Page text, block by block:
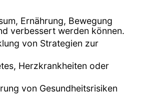
Ernährung, Bewegung
verbessert werden können.
von Strategien zur
Herzkrankheiten oder
von Gesundheitsrisiken